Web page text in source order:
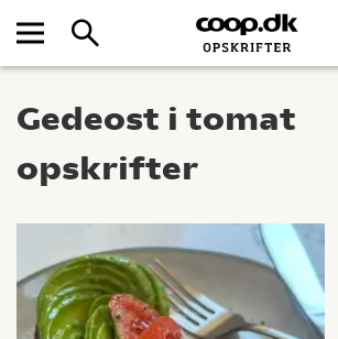
Gedeost i tomat
opskrifter